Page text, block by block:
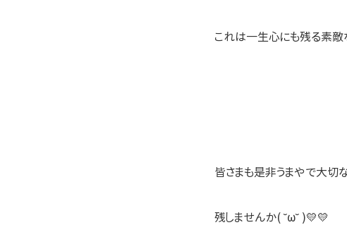
これは一生心にも残る素敵な
皆さまも是非うまやで大切
残しませんか( ˘ω˘ )💛💛